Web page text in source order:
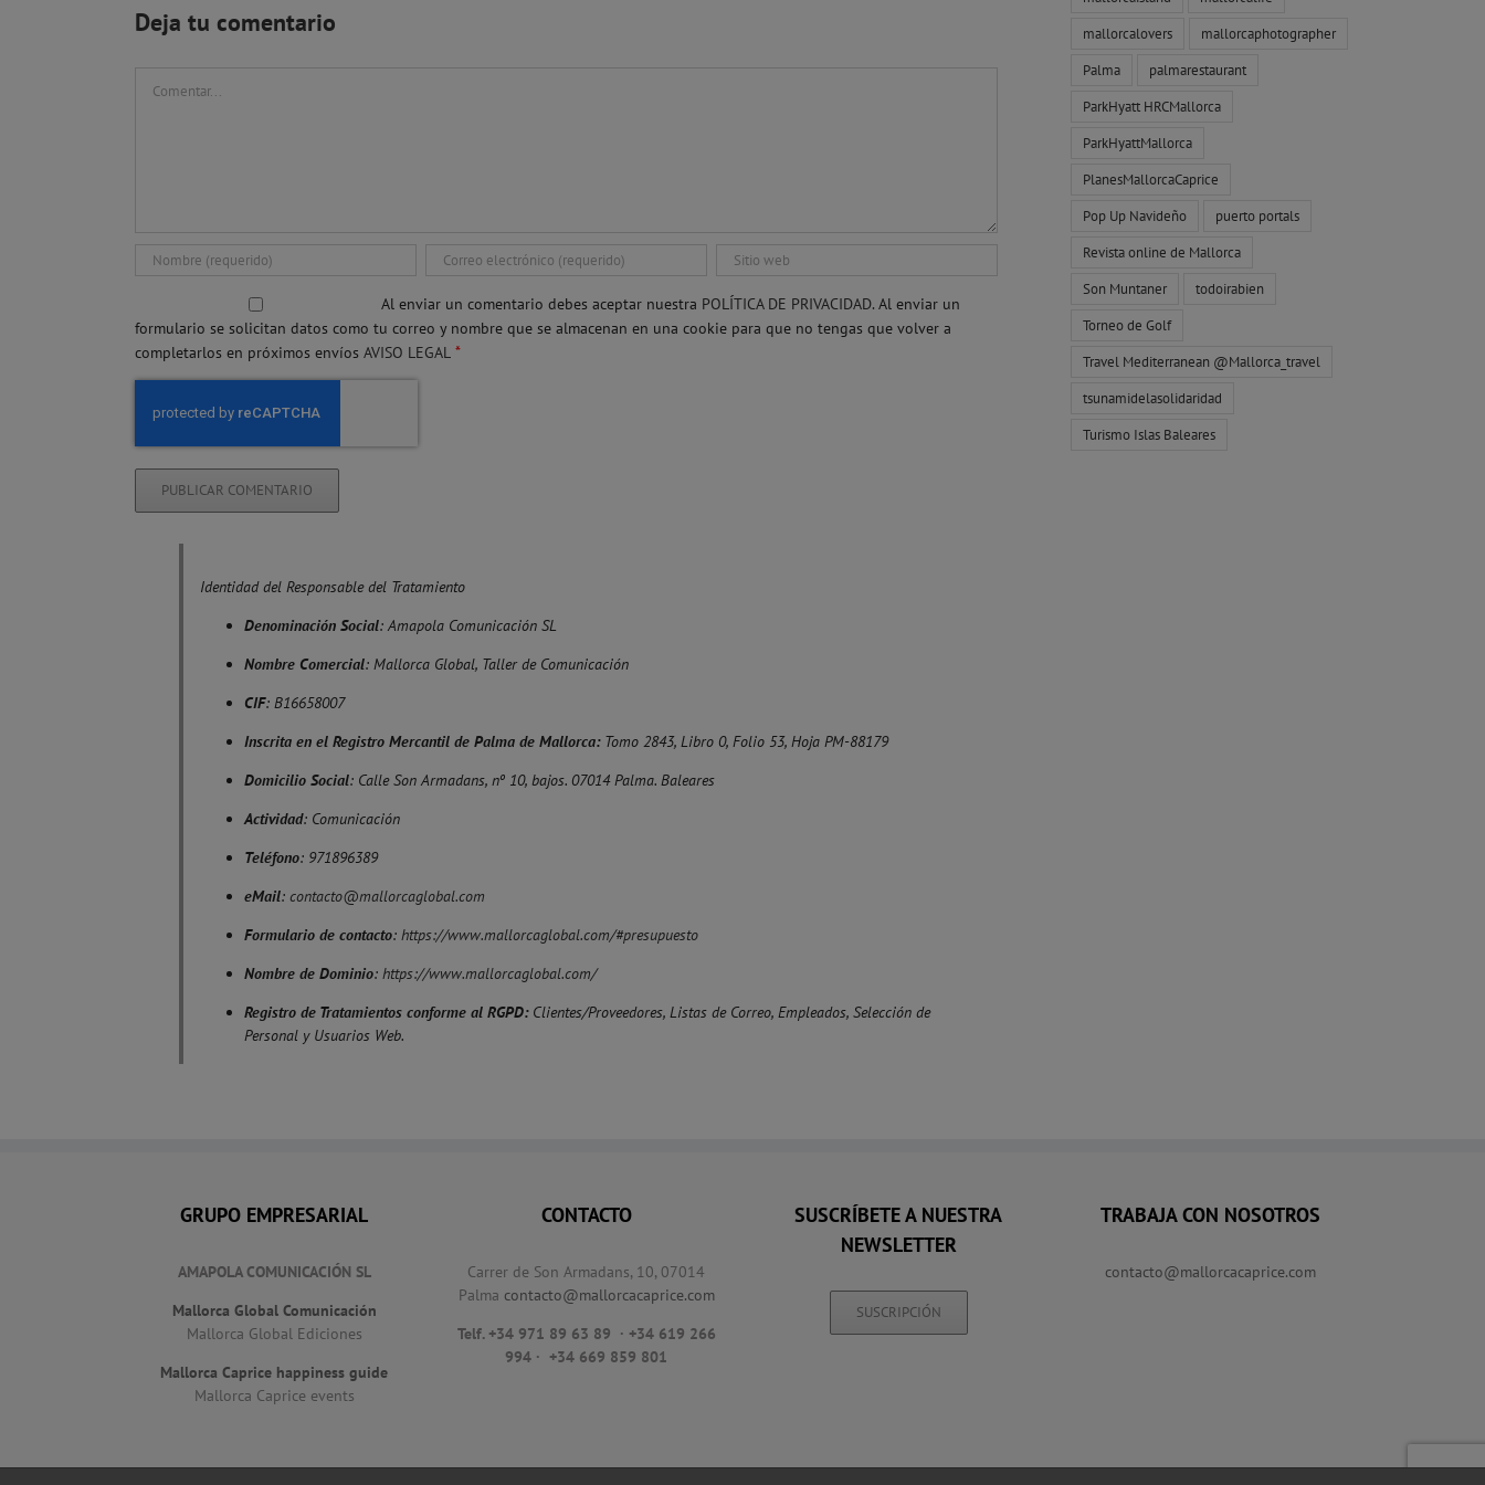
Deja tu comentario
Al enviar un comentario debes aceptar nuestra POLÍTICA DE PRIVACIDAD.Al enviar un
formulario se solicitan datos como tu correo y nombre que se almacenan en una cookie para que no tengas que volver a
completarlos en próximos envíos AVISO LEGAL *
Identidad del Responsable del Tratamiento
Denominación Social: Amapola Comunicación SL
Nombre Comercial: Mallorca Global, Taller de Comunicación
CIF: B16658007
Inscrita en el Registro Mercantil de Palma de Mallorca: Tomo 2843, Libro 0, Folio 53, Hoja PM-88179
Domicilio Social: Calle Son Armadans, nº 10, bajos. 07014 Palma. Baleares
Actividad: Comunicación
Teléfono: 971896389
eMail: contacto@mallorcaglobal.com
Formulario de contacto: https://www.mallorcaglobal.com/#presupuesto
Nombre de Dominio: https://www.mallorcaglobal.com/
Registro de Tratamientos conforme al RGPD:Clientes/Proveedores, Listas de Correo, Empleados, Selección de
Personal y Usuarios Web.
mallorcalovers mallorcaphotographer
Palma palmarestaurant
ParkHyatt HRCMallorca
ParkHyattMallorca
PlanesMallorcaCaprice
Pop Up Navideño puerto portals
Revista online de Mallorca
Son Muntaner todoirabien
Torneo de Golf
Travel Mediterranean @Mallorca_travel
tsunamidelasolidaridad
Turismo Islas Baleares
GRUPO EMPRESARIAL
AMAPOLA COMUNICACIÓN SL
Mallorca Global Comunicación
Mallorca Global Ediciones
Mallorca Caprice happiness guide
Mallorca Caprice events
CONTACTO
Carrer de Son Armadans, 10, 07014
Palma contacto@mallorcacaprice.com
Telf. +34 971 89 63 89 · +34 619 266
994 · +34 669 859 801
SUSCRÍBETE A NUESTRA
NEWSLETTER
SUSCRIPCIÓN
TRABAJA CON NOSOTROS
contacto@mallorcacaprice.com